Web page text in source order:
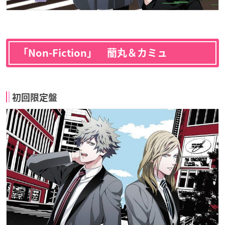
「Non-Fiction」 蘭丸＆カミュ
初回限定盤